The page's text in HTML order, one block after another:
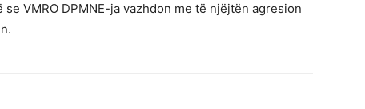
VMRO DPMNE-ja vazhdon me të njëjtën agresion